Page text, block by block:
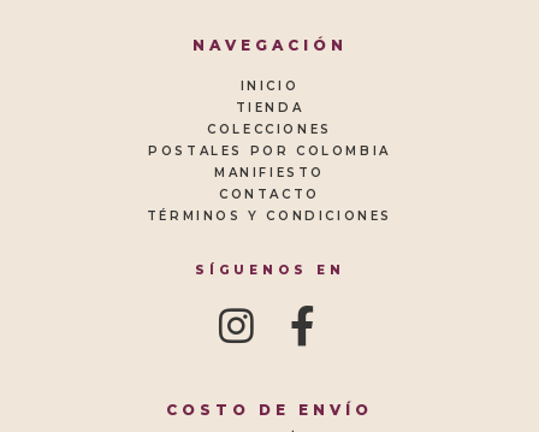
NAVEGACIÓN
INICIO
TIENDA
COLECCIONES
POSTALES POR COLOMBIA
MANIFIESTO
CONTACTO
TÉRMINOS Y CONDICIONES
SÍGUENOS EN
COSTO DE ENVÍO